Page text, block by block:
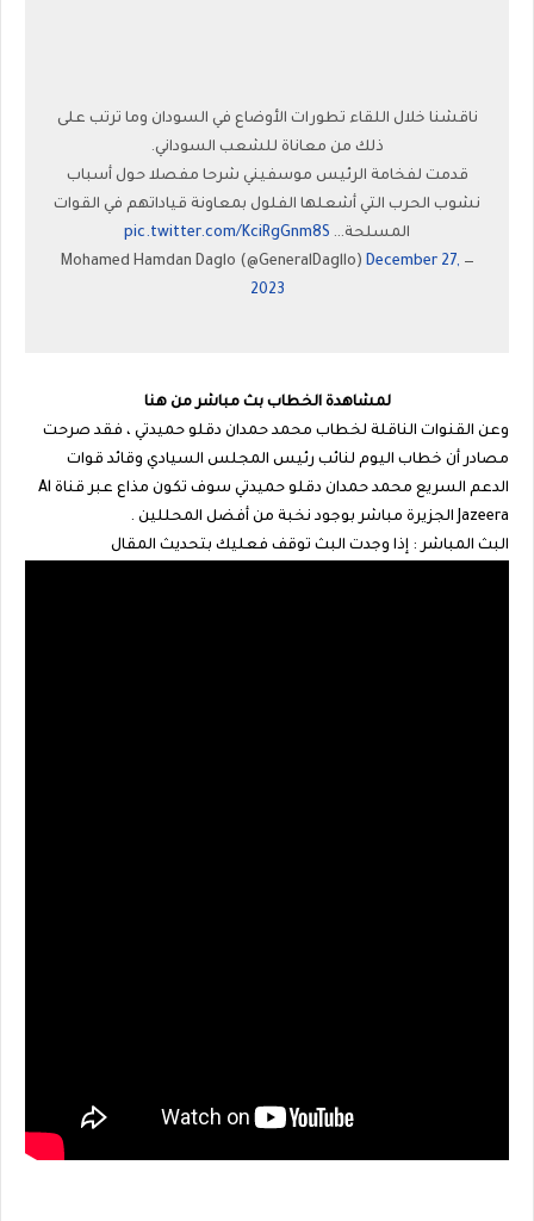
ناقشنا خلال اللقاء تطورات الأوضاع في السودان وما ترتب على
ذلك من معاناة للشعب السوداني.
قدمت لفخامة الرئيس موسفيني شرحا مفصلا حول أسباب
نشوب الحرب التي أشعلها الفلول بمعاونة قياداتهم في القوات
المسلحة… pic.twitter.com/KciRgGnm8S
— Mohamed Hamdan Daglo (@GeneralDagllo)
December 27,
2023
لمشاهدة الخطاب بث مباشر من هنا
وعن القنوات الناقلة لخطاب محمد حمدان دقلو حميدتي ، فقد صرحت
مصادر أن خطاب اليوم لنائب رئيس المجلس السيادي وقائد قوات
الدعم السريع محمد حمدان دقلو حميدتي سوف تكون مذاع عبر قناة Al
Jazeera الجزيرة مباشر بوجود نخبة من أفضل المحللين .
البث المباشر : إذا وجدت البث توقف فعليك بتحديث المقال